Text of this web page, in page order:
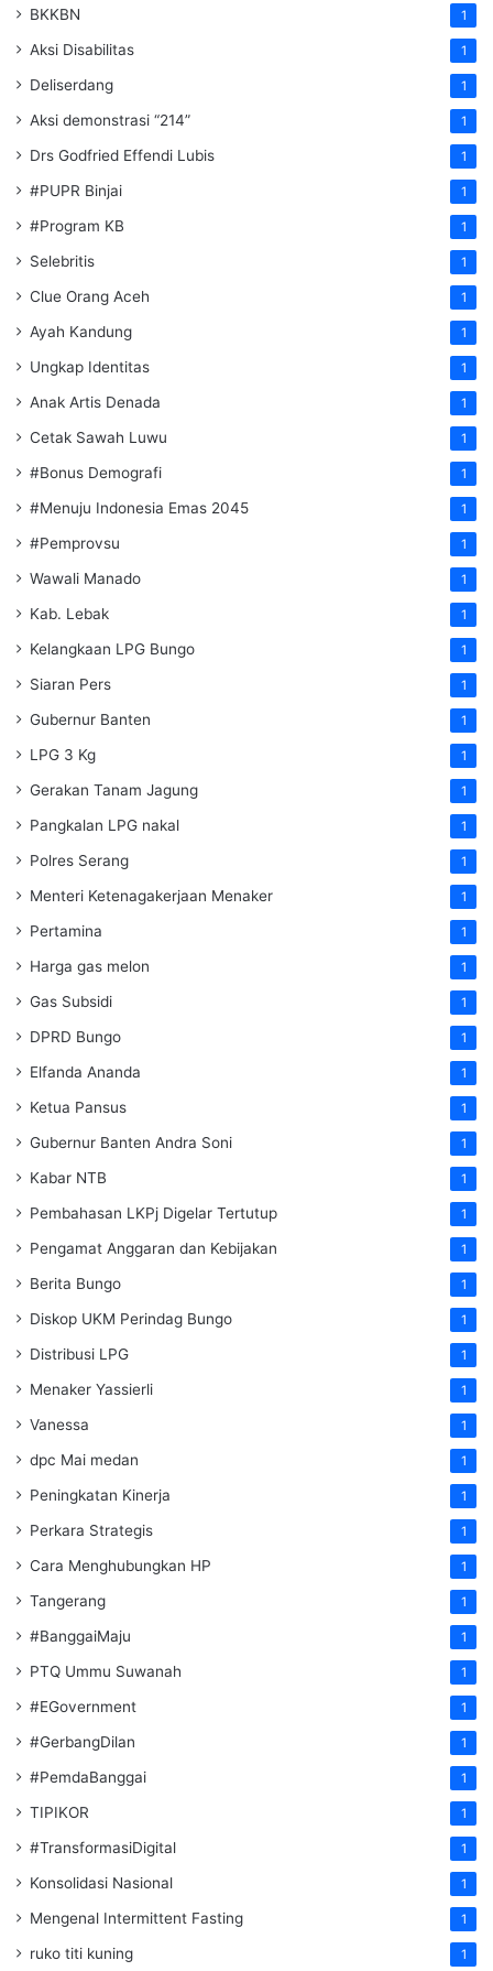
BKKBN 1
Aksi Disabilitas 1
Deliserdang 1
Aksi demonstrasi “214” 1
Drs Godfried Effendi Lubis 1
#PUPR Binjai 1
#Program KB 1
Selebritis 1
Clue Orang Aceh 1
Ayah Kandung 1
Ungkap Identitas 1
Anak Artis Denada 1
Cetak Sawah Luwu 1
#Bonus Demografi 1
#Menuju Indonesia Emas 2045 1
#Pemprovsu 1
Wawali Manado 1
Kab. Lebak 1
Kelangkaan LPG Bungo 1
Siaran Pers 1
Gubernur Banten 1
LPG 3 Kg 1
Gerakan Tanam Jagung 1
Pangkalan LPG nakal 1
Polres Serang 1
Menteri Ketenagakerjaan Menaker 1
Pertamina 1
Harga gas melon 1
Gas Subsidi 1
DPRD Bungo 1
Elfanda Ananda 1
Ketua Pansus 1
Gubernur Banten Andra Soni 1
Kabar NTB 1
Pembahasan LKPj Digelar Tertutup 1
Pengamat Anggaran dan Kebijakan 1
Berita Bungo 1
Diskop UKM Perindag Bungo 1
Distribusi LPG 1
Menaker Yassierli 1
Vanessa 1
dpc Mai medan 1
Peningkatan Kinerja 1
Perkara Strategis 1
Cara Menghubungkan HP 1
Tangerang 1
#BanggaiMaju 1
PTQ Ummu Suwanah 1
#EGovernment 1
#GerbangDilan 1
#PemdaBanggai 1
TIPIKOR 1
#TransformasiDigital 1
Konsolidasi Nasional 1
Mengenal Intermittent Fasting 1
ruko titi kuning 1